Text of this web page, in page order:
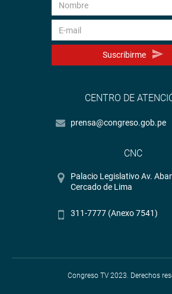
Suscribirme
CENTRO DE
prensa@congreso.gob.pe
CNC
Palacio Legislativo Av.
Cercado de Lima
311-7777 (Anexo 7541)
Congreso TV 2023. Derechos